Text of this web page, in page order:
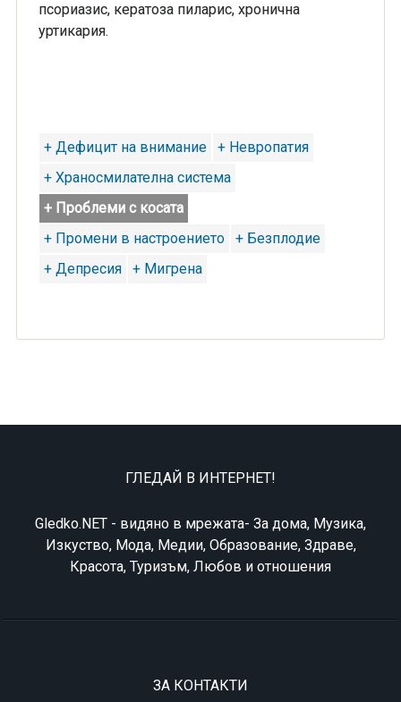
псориазис, кератоза пиларис, хронична
уртикария.
+ Дефицит на внимание
+ Невропатия
+ Храносмилателна система
+ Проблеми с косата
+ Промени в настроението
+ Безплодие
+ Депресия
+ Мигрена
ГЛЕДАЙ В ИНТЕРНЕТ!
Gledko.NET - видяно в мрежата- За дома, Музика,
Изкуство, Мода, Медии, Образование, Здраве,
Красота, Туризъм, Любов и отношения
ЗА КОНТАКТИ